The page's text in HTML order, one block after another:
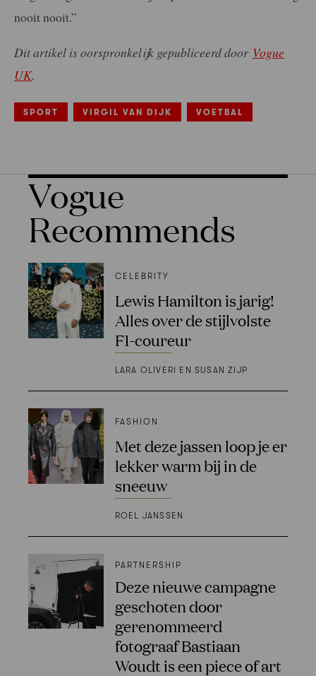
nooit nooit.”
Dit artikel is oorspronkelijk gepubliceerd door Vogue
UK.
SPORT VIRGIL VAN DIJK VOETBAL
Vogue
Recommends
CELEBRITY
Lewis Hamilton is jarig!
Alles over de stijlvolste
F1-coureur
LARA OLIVERI EN SUSAN ZIJP
FASHION
Met deze jassen loop je er
lekker warm bij in de
sneeuw
ROEL JANSSEN
PARTNERSHIP
Deze nieuwe campagne
geschoten door
gerenommeerd
fotograaf Bastiaan
Woudt is een piece of art